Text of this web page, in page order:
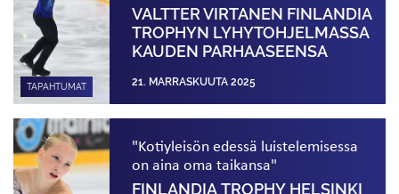
TAPAHTUMAT
VALTTER VIRTANEN FINLANDIA
TROPHYN LYHYT­OHJELMASSA
KAUDEN PARHAASEENSA
21. MARRASKUUTA 2025
"Kotiyleisön edessä luistelemisessa
on aina oma taikansa"
FINLANDIA TROPHY HELSINKI